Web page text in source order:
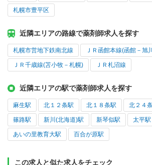
札幌市豊平区
近隣エリアの路線で薬剤師求人を探す
札幌市営地下鉄南北線 ＪＲ函館本線(函館－旭
ＪＲ千歳線(苫小牧－札幌) ＪＲ札沼線
近隣エリアの駅で薬剤師求人を探す
麻生駅 北１２条駅 北１８条駅 北２４
篠路駅 新川(北海道)駅 新琴似駅 太平駅
あいの里教育大駅 百合が原駅
この求人と似た求人をチェック